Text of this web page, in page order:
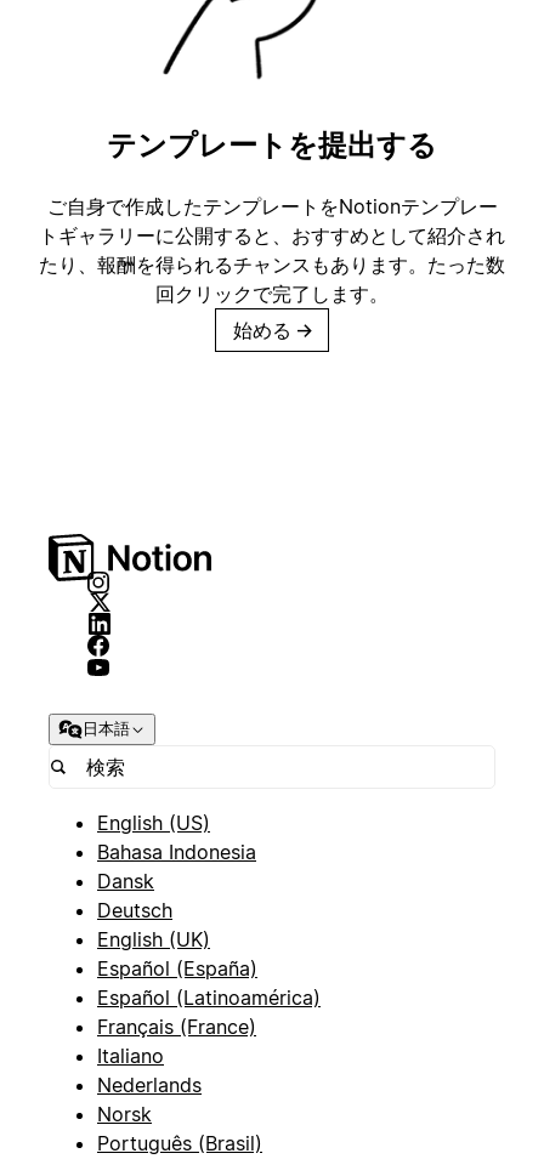
テンプレートを提出する
ご自身で作成したテンプレートをNotionテンプレー
トギャラリーに公開すると、おすすめとして紹介され
たり、報酬を得られるチャンスもあります。たった数
回クリックで完了します。
始める →
日本語
English (US)
Bahasa Indonesia
Dansk
Deutsch
English (UK)
Español (España)
Español (Latinoamérica)
Français (France)
Italiano
Nederlands
Norsk
Português (Brasil)